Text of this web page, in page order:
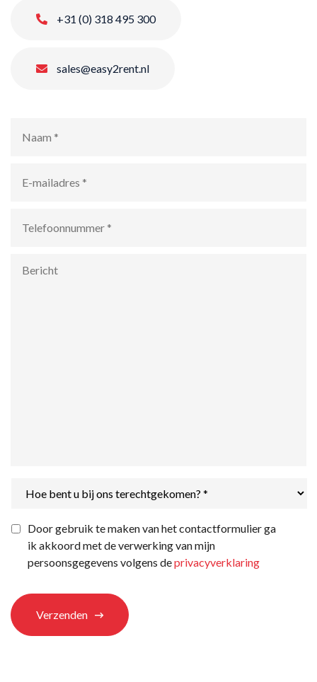
+31 (0) 318 495 300
sales@easy2rent.nl
mailadres *
bent
bij
ons
terechtgekomen?
Privacyverklaring *
Door gebruik te maken van het contactformulier ga
ik akkoord met de verwerking van mijn
persoonsgegevens volgens deprivacyverklaring
Verzenden